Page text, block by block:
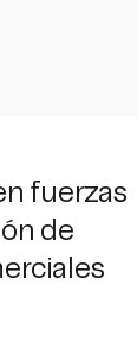
fuerzas
de